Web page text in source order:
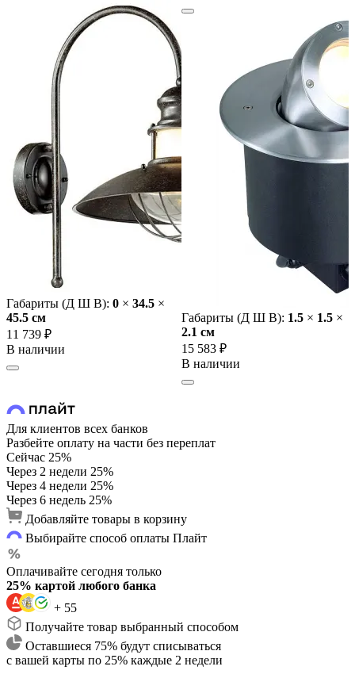
Габариты (Д Ш В): 0 × 34.5 ×
45.5 cм
11 739 ₽
В наличии
Габариты (Д Ш В): 1.5 × 1.5 ×
2.1 cм
15 583 ₽
В наличии
Для клиентов всех банков
Разбейте оплату на части без переплат
Сейчас 25%
Через 2 недели 25%
Через 4 недели 25%
Через 6 недель 25%
Добавляйте товары в корзину
Выбирайте способ оплаты Плайт
Оплачивайте сегодня только
25% картой любого банка
+ 55
Получайте товар выбранный способом
Оставшиеся 75% будут списываться
с вашей карты по 25% каждые 2 недели